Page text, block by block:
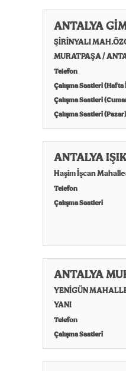
ANTALYA
ŞİRİNYALI
MURATPAŞA /
Telefon
Çalışma Saatleri (Hafta
Çalışma Saatleri
Çalışma Saatleri (Pazar)
ANTALYA
Haşim İşcan
Telefon
Çalışma Saatleri
ANTALYA
YENİGÜN
YANI
Telefon
Çalışma Saatleri